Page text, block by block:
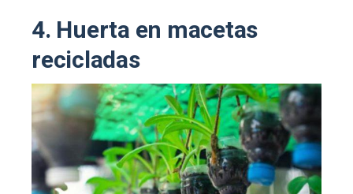
4. Huerta en macetas
recicladas